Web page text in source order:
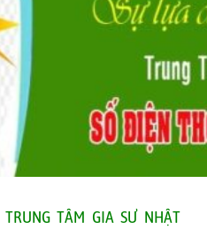
TÂM GIA SƯ NHẬT